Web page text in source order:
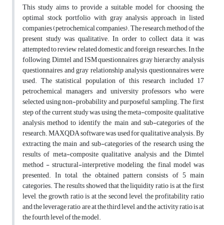
This study aims to provide a suitable model for choosing the
optimal stock portfolio with gray analysis approach in listed
companies (petrochemical companies). The research method of the
present study was qualitative. In order to collect data, it was
attempted to review related domestic and foreign researches. In the
following, Dimtel and ISM questionnaires, gray hierarchy analysis
questionnaires and gray relationship analysis questionnaires were
used. The statistical population of this research included 17
petrochemical managers and university professors who were
selected using non-probability and purposeful sampling. The first
step of the current study was using the meta-composite qualitative
analysis method to identify the main and sub-categories of the
research. MAXQDA software was used for qualitative analysis. By
extracting the main and sub-categories of the research using the
results of meta-composite qualitative analysis and the Dimtel
method - structural-interpretive modeling, the final model was
presented. In total, the obtained pattern consists of 5 main
categories. The results showed that the liquidity ratio is at the first
level, the growth ratio is at the second level, the profitability ratio
and the leverage ratio are at the third level, and the activity ratio is at
the fourth level of the model.